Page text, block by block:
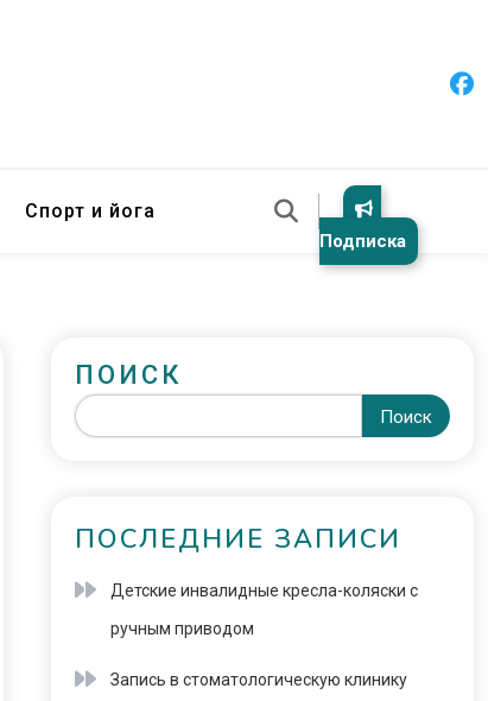
Спорт и йога
Подписка
ПОИСК
Поиск
ПОСЛЕДНИЕ ЗАПИСИ
Детские инвалидные кресла-коляски с
ручным приводом
Запись в стоматологическую клинику